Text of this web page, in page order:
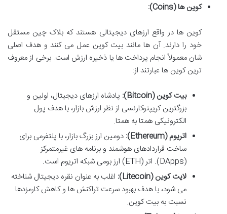
کوین ها (Coins):
کوین ها در واقع ارزهای دیجیتالی هستند که بلاک چین مستقل
خود را دارند. آن ها مانند بیت کوین عمل می کنند و هدف اصلی
شان معمولاً انجام پرداخت ها یا ذخیره ارزش است. برخی از معروف
ترین کوین ها عبارتند از:
بیت کوین (Bitcoin):
پادشاه ارزهای دیجیتال، اولین و
بزرگترین کریپتوکارنسی از نظر ارزش بازار، با هدف پول
الکترونیکی همتا به همتا.
اتریوم (Ethereum):
دومین ارز بزرگ بازار، با پلتفرمی برای
ساخت قراردادهای هوشمند و برنامه های غیرمتمرکز
(DApps). اتر (ETH) ارز بومی شبکه اتریوم است.
لایت کوین (Litecoin):
اغلب به عنوان نقره دیجیتال شناخته
می شود، با هدف بهبود سرعت تراکنش ها و کاهش کارمزدها
نسبت به بیت کوین.